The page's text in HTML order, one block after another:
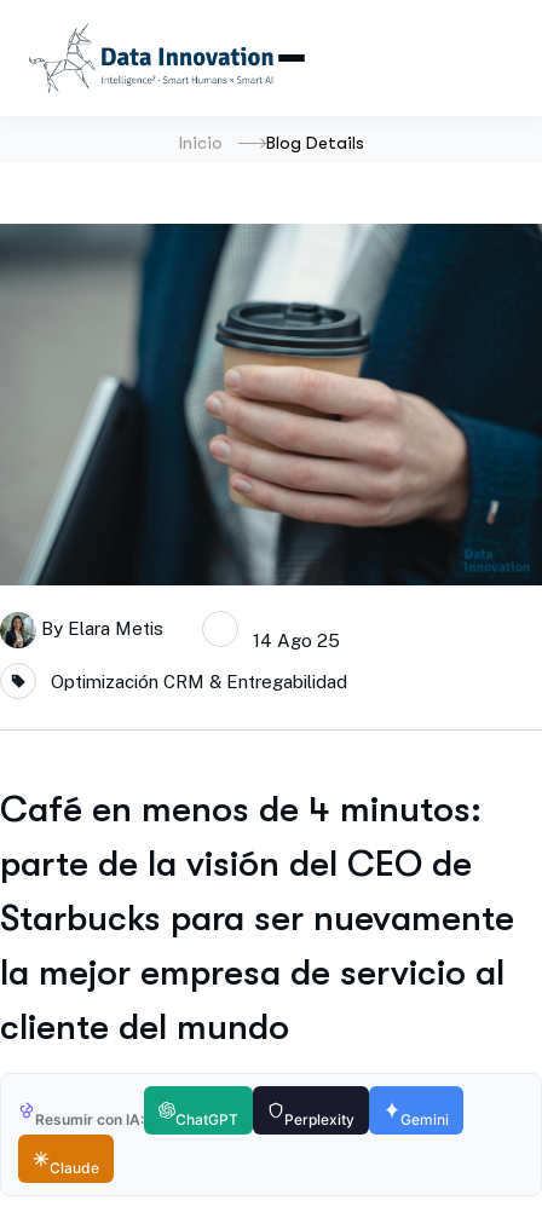
Inicio Blog Details
By Elara Metis
14 Ago 25
Optimización CRM & Entregabilidad
Café en menos de 4 minutos:
parte de la visión del CEO de
Starbucks para ser nuevamente
la mejor empresa de servicio al
cliente del mundo
Resumir con IA: ChatGPT Perplexity Gemini
Claude